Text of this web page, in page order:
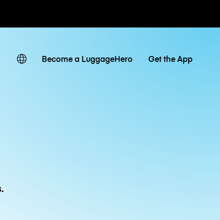
/ día
Become a LuggageHero Get the App